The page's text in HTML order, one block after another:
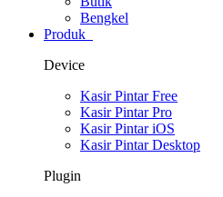
Bengkel
Produk
Device
Kasir Pintar Free
Kasir Pintar Pro
Kasir Pintar iOS
Kasir Pintar Desktop
Plugin